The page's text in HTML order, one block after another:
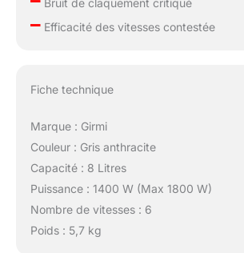
Bruit de claquement critiqué
–Efficacité des vitesses contestée
Fiche technique
Marque : Girmi
Couleur : Gris anthracite
Capacité : 8 Litres
Puissance : 1400 W (Max 1800 W)
Nombre de vitesses : 6
Poids : 5,7 kg